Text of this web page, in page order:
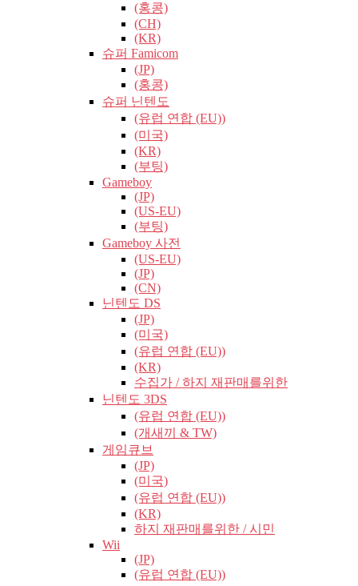
(홍콩)
(CH)
(KR)
슈퍼 Famicom
(JP)
(홍콩)
슈퍼 닌텐도
(유럽​​ 연합 (EU))
(미국)
(KR)
(부팅)
Gameboy
(JP)
(US-EU)
(부팅)
Gameboy 사전
(US-EU)
(JP)
(CN)
닌텐도 DS
(JP)
(미국)
(유럽​​ 연합 (EU))
(KR)
수집가 / 하지 재판매를위한
닌텐도 3DS
(유럽​​ 연합 (EU))
(개새끼 & TW)
게임큐브
(JP)
(미국)
(유럽​​ 연합 (EU))
(KR)
하지 재판매를위한 / 시민
Wii
(JP)
(유럽​​ 연합 (EU))